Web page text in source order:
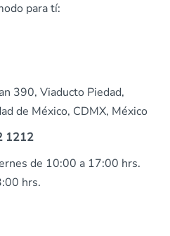
para tí:
390, Viaducto Piedad,
de México, CDMX, México
1212
de 10:00 a 17:00 hrs.
hrs.